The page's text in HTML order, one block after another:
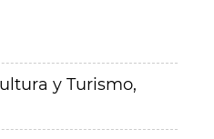
y Turismo,